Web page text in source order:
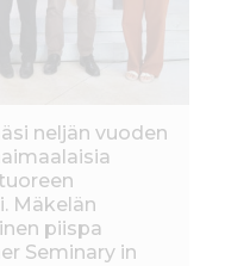
neljän vuoden
Mäkelän
piispa
Seminary in